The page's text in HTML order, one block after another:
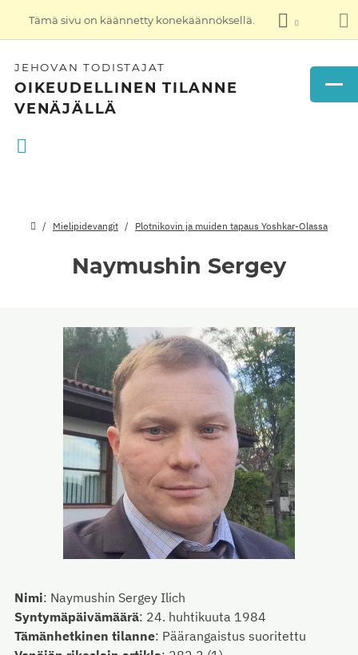
Tämä sivu on käännetty konekäännöksellä.
JEHOVAN TODISTAJAT
OIKEUDELLINEN TILANNE
VENÄJÄLLÄ
Mielipidevangit Plotnikovin ja muiden tapaus Yoshkar-Olassa
Naymushin Sergey
Nimi: Naymushin Sergey Ilich
Syntymäpäivämäärä: 24. huhtikuuta 1984
Tämänhetkinen tilanne: Päärangaistus suoritettu